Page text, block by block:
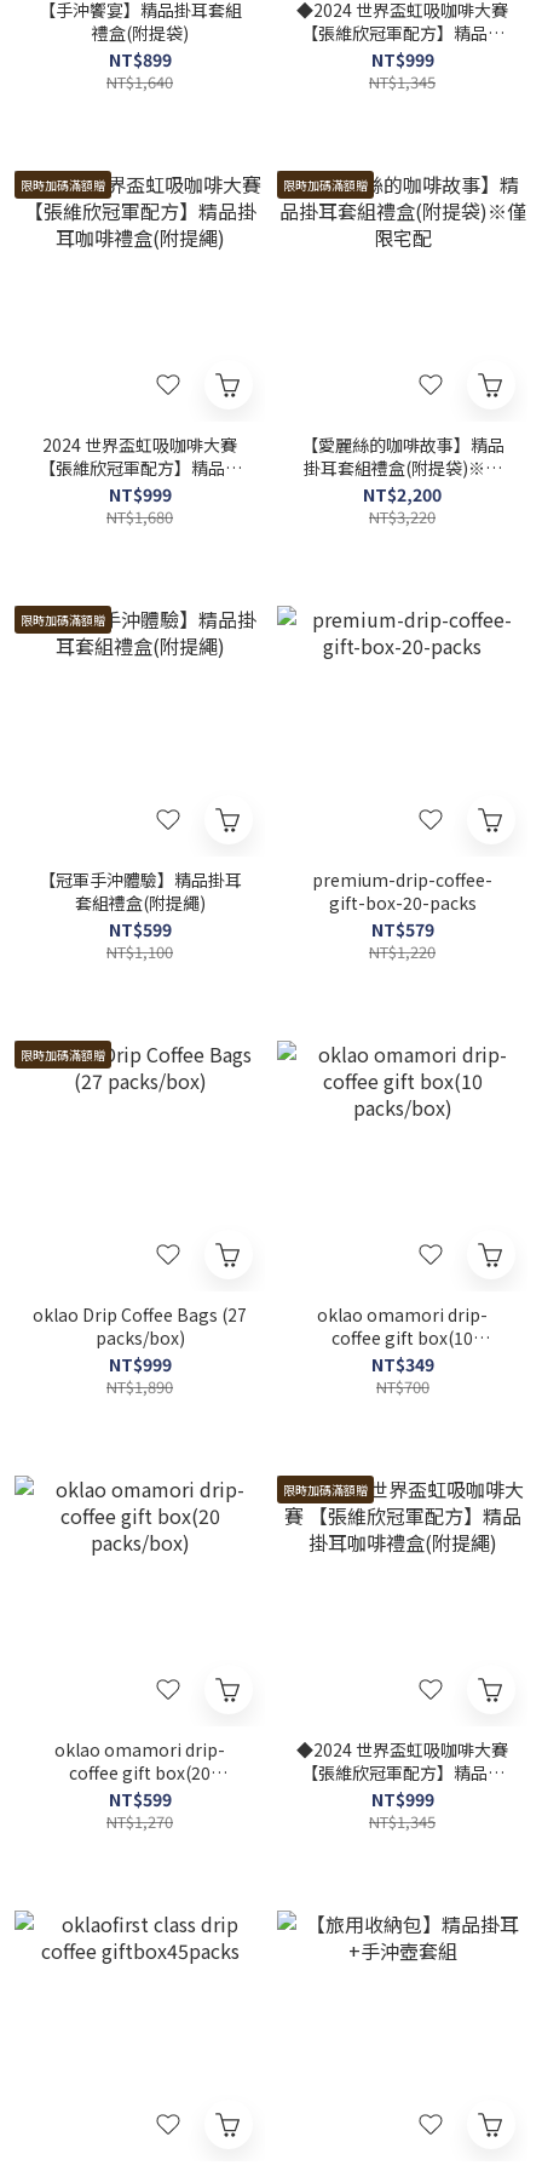
【手沖饗宴】精品掛耳套組
禮盒(附提袋)
NT$899
NT$1,640
◆2024 世界盃虹吸咖啡大賽
【張維欣冠軍配方】精品掛
耳咖啡+蝶語千層禮盒(附提
繩)※僅限台灣本島宅配
NT$999
NT$1,345
限時加碼滿額贈
2024 世界盃虹吸咖啡大賽
【張維欣冠軍配方】精品掛
耳咖啡禮盒(附提繩)
NT$999
NT$1,680
限時加碼滿額贈
【愛麗絲的咖啡故事】精品
掛耳套組禮盒(附提袋)※僅
限宅配
NT$2,200
NT$3,220
限時加碼滿額贈
【冠軍手沖體驗】精品掛耳
套組禮盒(附提繩)
NT$599
NT$1,100
premium-drip-coffee-
gift-box-20-packs
NT$579
NT$1,220
限時加碼滿額贈
oklao Drip Coffee Bags (27
packs/box)
NT$999
NT$1,890
oklao omamori drip-
coffee gift box(10
packs/box)
NT$349
NT$700
oklao omamori drip-
coffee gift box(20
packs/box)
NT$599
NT$1,270
限時加碼滿額贈
◆2024 世界盃虹吸咖啡大賽
【張維欣冠軍配方】精品掛
耳咖啡禮盒(附提繩)
NT$999
NT$1,345